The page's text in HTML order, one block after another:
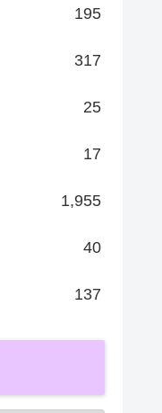
195
317
25
17
1,955
40
137